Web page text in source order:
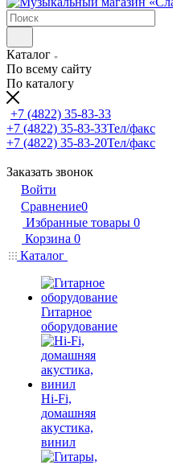
Каталог
По всему сайту
По каталогу
+7 (4822) 35-83-33
+7 (4822) 35-83-33Тел/факс
+7 (4822) 35-83-20Тел/факс
Заказать звонок
Войти
Сравнение0
Избранные товары 0
Корзина 0
Каталог
Гитарное
оборудование
Hi-Fi,
домашняя
акустика,
винил